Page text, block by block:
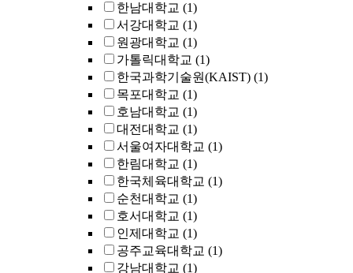
한남대학교 (1)
서강대학교 (1)
원광대학교 (1)
가톨릭대학교 (1)
한국과학기술원(KAIST) (1)
목포대학교 (1)
호남대학교 (1)
대전대학교 (1)
서울여자대학교 (1)
한림대학교 (1)
한국체육대학교 (1)
순천대학교 (1)
호서대학교 (1)
인제대학교 (1)
공주교육대학교 (1)
강남대학교 (1)